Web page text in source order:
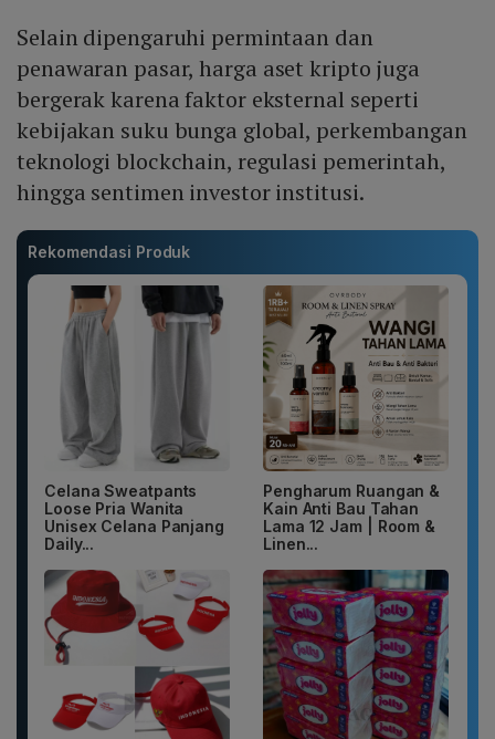
Selain dipengaruhi permintaan dan
penawaran pasar, harga aset kripto juga
bergerak karena faktor eksternal seperti
kebijakan suku bunga global, perkembangan
teknologi blockchain, regulasi pemerintah,
hingga sentimen investor institusi.
Rekomendasi Produk
Celana Sweatpants
Loose Pria Wanita
Unisex Celana Panjang
Daily...
Pengharum Ruangan &
Kain Anti Bau Tahan
Lama 12 Jam | Room &
Linen...